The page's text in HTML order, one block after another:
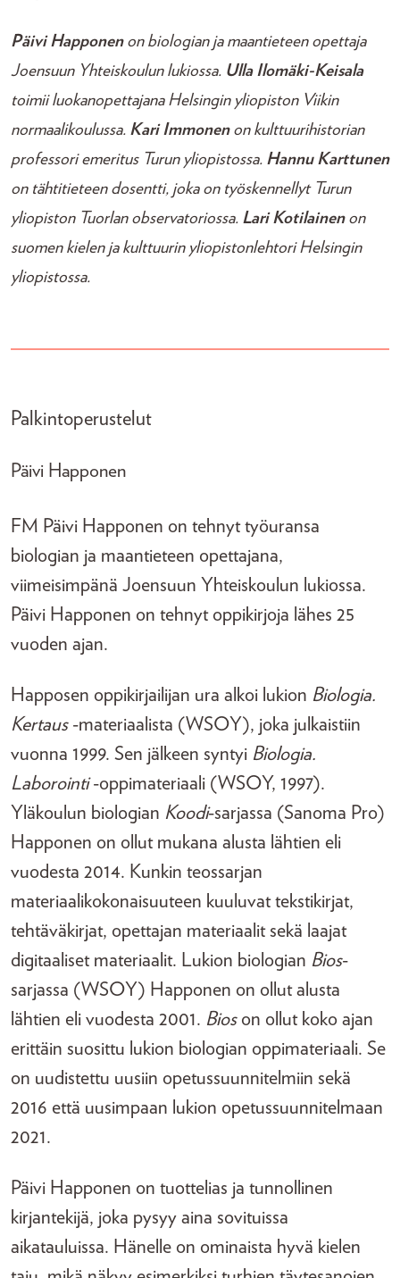
Päivi Happonenon biologian ja maantieteen opettaja
Joensuun Yhteiskoulun lukiossa. Ulla Ilomäki-Keisala
toimii luokanopettajana Helsingin yliopiston Viikin
normaalikoulussa. Kari Immonenon kulttuurihistorian
professori emeritus Turun yliopistossa. Hannu Karttunen
on tähtitieteen dosentti, joka on työskennellyt Turun
yliopiston Tuorlan observatoriossa. Lari Kotilainenon
suomen kielen ja kulttuurin yliopistonlehtori Helsingin
yliopistossa.
Palkintoperustelut
Päivi Happonen
FM Päivi Happonen on tehnyt työuransa
biologian ja maantieteen opettajana,
viimeisimpänä Joensuun Yhteiskoulun lukiossa.
Päivi Happonen on tehnyt oppikirjoja lähes 25
vuoden ajan.
Happosen oppikirjailijan ura alkoi lukion Biologia.
Kertaus-materiaalista (WSOY), joka julkaistiin
vuonna 1999. Sen jälkeen syntyi Biologia.
Laborointi-oppimateriaali (WSOY, 1997).
Yläkoulun biologian Koodi-sarjassa (Sanoma Pro)
Happonen on ollut mukana alusta lähtien eli
vuodesta 2014. Kunkin teossarjan
materiaalikokonaisuuteen kuuluvat tekstikirjat,
tehtäväkirjat, opettajan materiaalit sekä laajat
digitaaliset materiaalit. Lukion biologian Bios-
sarjassa (WSOY) Happonen on ollut alusta
lähtien eli vuodesta 2001. Bios on ollut koko ajan
erittäin suosittu lukion biologian oppimateriaali. Se
on uudistettu uusiin opetussuunnitelmiin sekä
2016 että uusimpaan lukion opetussuunnitelmaan
2021.
Päivi Happonen on tuottelias ja tunnollinen
kirjantekijä, joka pysyy aina sovituissa
aikatauluissa. Hänelle on ominaista hyvä kielen